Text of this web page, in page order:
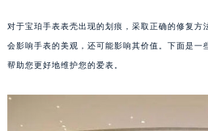
对于宝珀手表表壳出现的划痕，采取正确的修复方
会影响手表的美观，还可能影响其价值。下面是一
帮助您更好地维护您的爱表。